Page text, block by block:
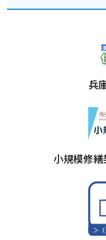
兵
小規模修